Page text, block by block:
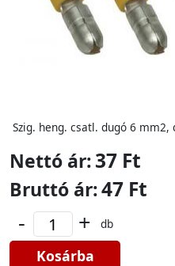
Szig. heng. csatl. dugó 6
Nettó ár:37 Ft
Bruttó ár:47 Ft
- + db
Kosárba